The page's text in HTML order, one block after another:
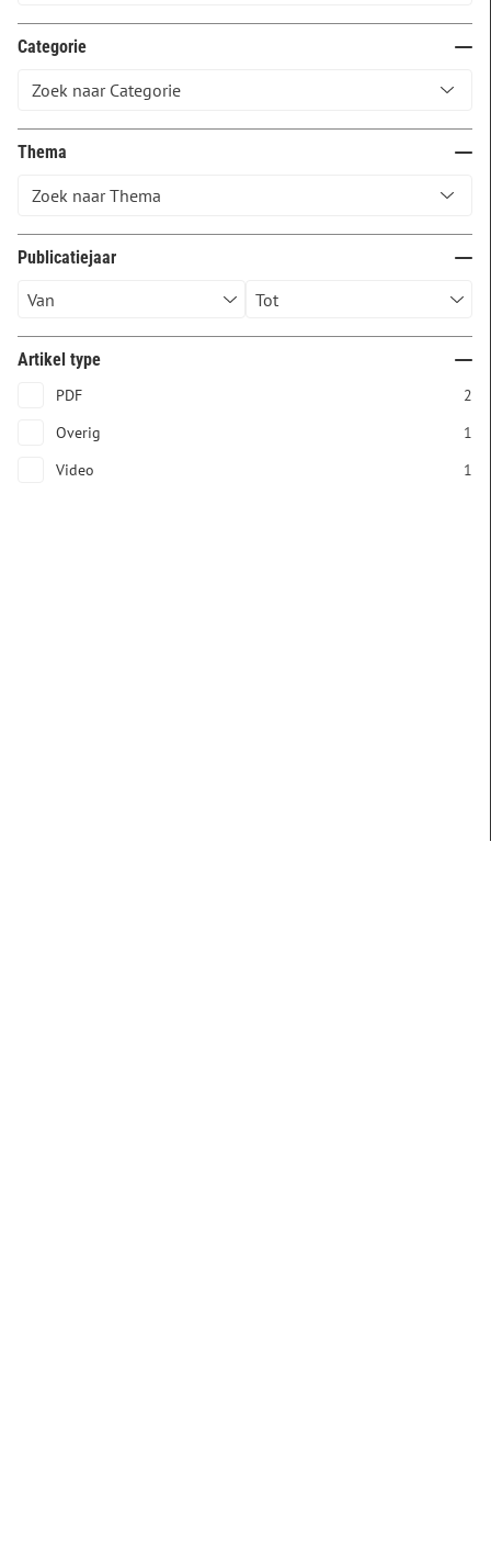
Categorie
Thema
Publicatiejaar
Artikel type
PDF
2
Overig
1
Video
1